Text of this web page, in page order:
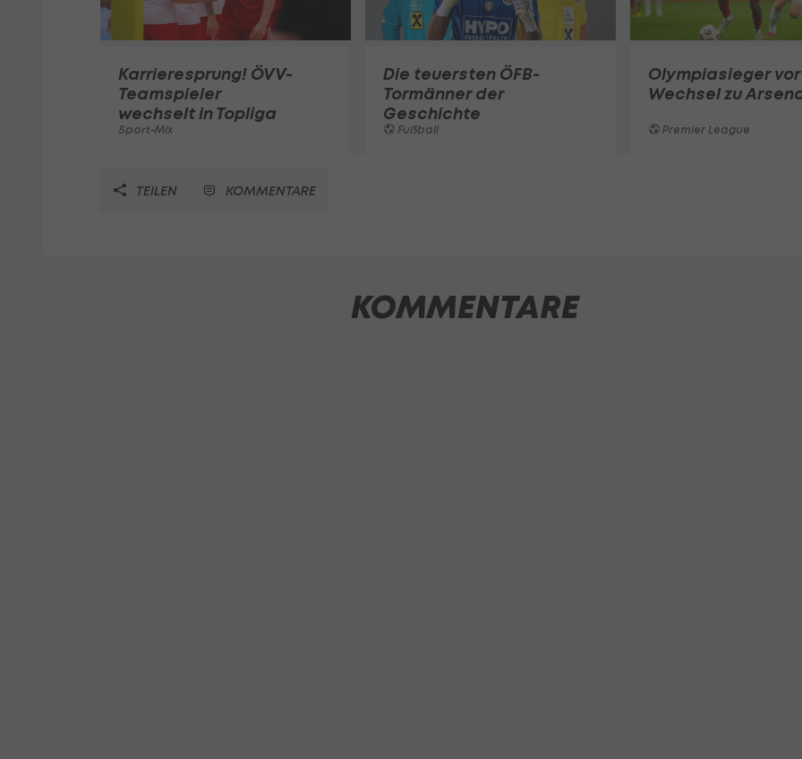
Karrieresprung! ÖVV-
Teamspieler
wechselt in Topliga
Sport-Mix
Die teuersten ÖFB-
Tormänner der
Geschichte
Fußball
Olympiasieger vor
Wechsel zu
Premier League
TEILEN KOMMENTARE
KOMMENTARE